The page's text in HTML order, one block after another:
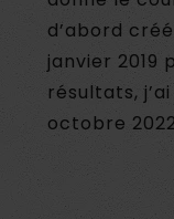
d’abord
janvier 2019
résultats,
octobre